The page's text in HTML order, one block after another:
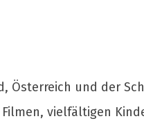
und der
vielfältigen